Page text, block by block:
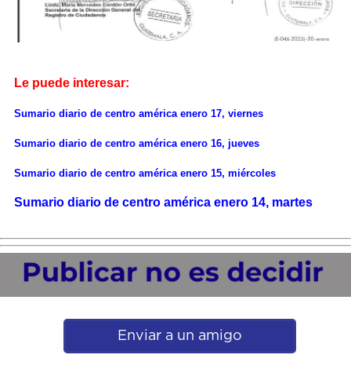
Le puede interesar:
Sumario diario de centro américa enero 17, viernes
Sumario diario de centro américa enero 16, jueves
Sumario diario de centro américa enero 15, miércoles
Sumario diario de centro américa enero 14, martes
Enviar a un amigo